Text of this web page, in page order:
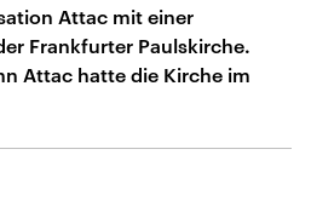
Attac mit einer
Frankfurter Paulskirche.
Attac hatte die Kirche im